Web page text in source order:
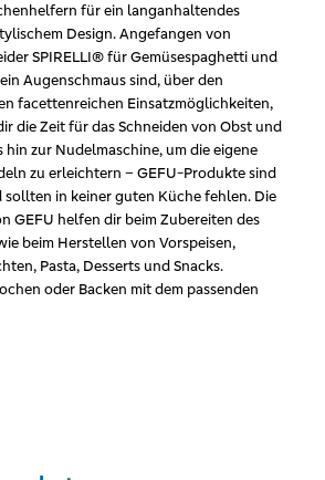
für ein langanhaltendes
Design. Angefangen von
SPIRELLI® für Gemüsespaghetti und
Augenschmaus sind, über den
facettenreichen Einsatzmöglichkeiten,
die Zeit für das Schneiden von Obst und
hin zur Nudelmaschine, um die eigene
zu erleichtern – GEFU-Produkte sind
in keiner guten Küche fehlen. Die
GEFU helfen dir beim Zubereiten des
beim Herstellen von Vorspeisen,
Pasta, Desserts und Snacks.
oder Backen mit dem passenden